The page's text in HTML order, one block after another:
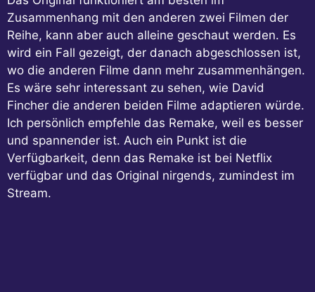
Zusammenhang mit den anderen zwei Filmen der
Reihe, kann aber auch alleine geschaut werden. Es
wird ein Fall gezeigt, der danach abgeschlossen ist,
wo die anderen Filme dann mehr zusammenhängen.
Es wäre sehr interessant zu sehen, wie David
Fincher die anderen beiden Filme adaptieren würde.
Ich persönlich empfehle das Remake, weil es besser
und spannender ist. Auch ein Punkt ist die
Verfügbarkeit, denn das Remake ist bei Netflix
verfügbar und das Original nirgends, zumindest im
Stream.